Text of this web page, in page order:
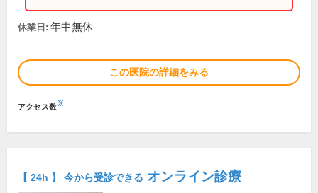
休業日: 年中無休
この医院の詳細をみる
アクセス数※
【 24h 】 今から受診できる オンライン診療